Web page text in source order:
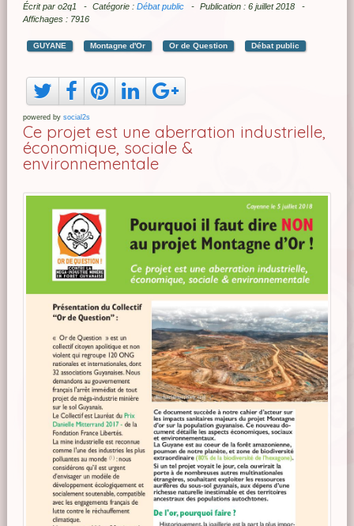
Écrit par o2q1 Catégorie : Débat public
Publication : 6 juillet 2018
Affichages : 7916
GUYANE Montagne d'Or Or de Question Débat public
powered by social2s
Ce projet est une aberration industrielle,
économique, sociale &
environnementale